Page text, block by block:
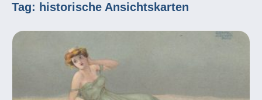
Tag: historische Ansichtskarten